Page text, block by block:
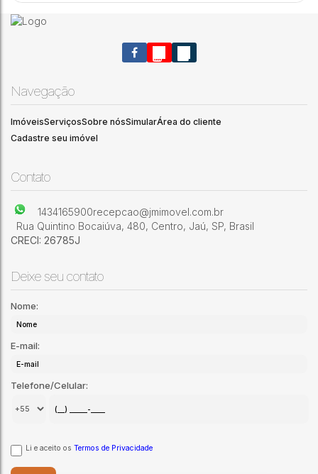
Imóvel á venda- Bairro Maria Luiza I Contendo 5 quartos
cozinha, lavanderia, quintal amplo com pomar
Jardim Maria Luiza I
Navegação
ImóveisServiçosSobre nósSimularÁrea do cliente
Cadastre seu imóvel
Contato
1434165900recepcao@jmimovel.com.br
Rua Quintino Bocaiúva, 480, Centro, Jaú, SP, Brasil
CRECI: 26785J
Deixe seu contato
Nome:
E-mail:
Telefone/Celular:
Li e aceito os Termos de Privacidade